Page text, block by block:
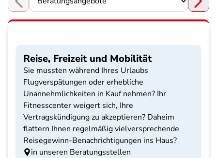
Choose a section
Reise, Freizeit und Mobilität
Sie mussten während Ihres Urlaubs
Flugverspätungen oder erhebliche
Unannehmlichkeiten in Kauf nehmen? Ihr
Fitnesscenter weigert sich, Ihre
Vertragskündigung zu akzeptieren? Daheim
flattern Ihnen regelmäßig vielversprechende
Reisegewinn-Benachrichtigungen ins Haus?
in unseren Beratungsstellen